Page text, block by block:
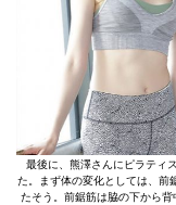
最後に、熊澤さんにピラティ
た。まず体の変化としては、前
たそう。前鋸筋は脇の下から